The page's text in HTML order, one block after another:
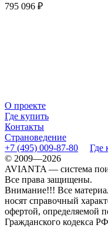
795 096 ₽
О проекте
Где купить
Контакты
Страноведение
+7 (495) 009-87-80
Где
© 2009—2026
AVIANTA — система
Все права защищены.
Внимание!!! Все
носят справочный
офертой, определяемой
Гражданского кодекса